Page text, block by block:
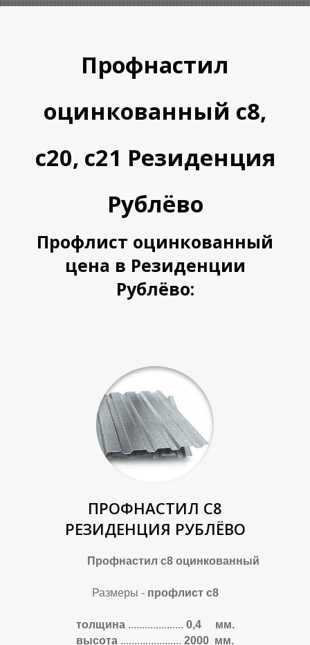
А
Профнастил
оцинкованный с8,
с20, с21 Резиденция
Рублёво
Профлист оцинкованный
цена в Резиденции
Рублёво:
ПРОФНАСТИЛ С8
РЕЗИДЕНЦИЯ РУБЛЁВО
Профнастил с8 оцинкованный
Размеры - профлист с8
толщина .................... 0,4 мм.
высота ...................... 2000 мм.
А